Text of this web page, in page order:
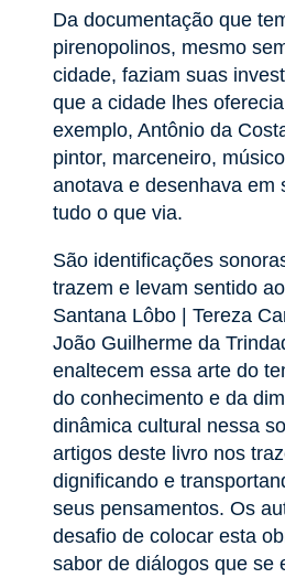
Da documentação que
pirenopolinos, mesmo
cidade, faziam suas
que a cidade lhes
exemplo, Antônio da
pintor, marceneiro,
anotava e desenhava em
tudo o que via.
São identificações
trazem e levam sentido
Santana Lôbo | Tereza
João Guilherme da
enaltecem essa arte do
do conhecimento e da
dinâmica cultural nessa
artigos deste livro nos
dignificando e
seus pensamentos. Os
desafio de colocar esta
sabor de diálogos que se